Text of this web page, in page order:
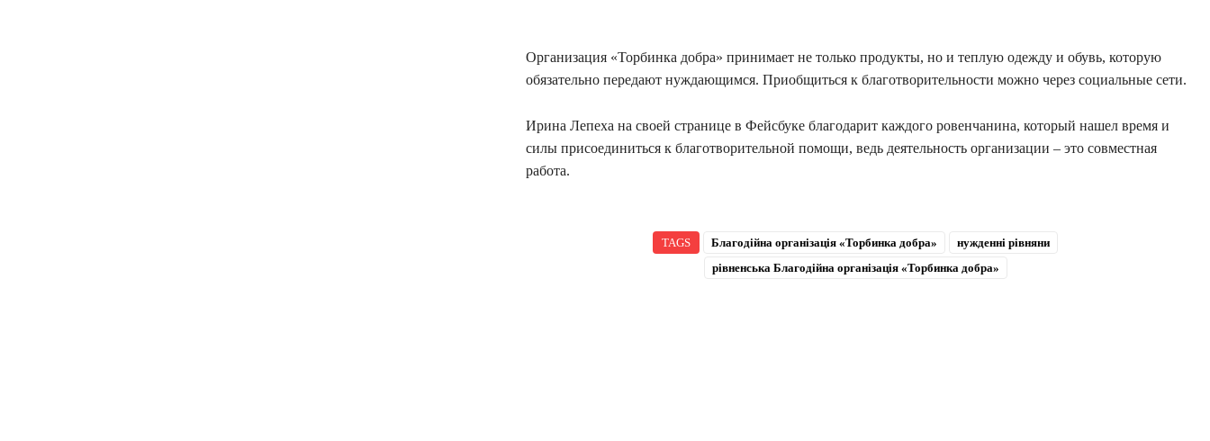
Организация «Торбинка добра» принимает не только продукты, но и теплую одежду и обувь, которую
обязательно передают нуждающимся. Приобщиться к благотворительности можно через социальные сети.
Ирина Лепеха на своей странице в Фейсбуке благодарит каждого ровенчанина, который нашел время и
силы присоединиться к благотворительной помощи, ведь деятельность организации – это совместная
работа.
TAGS Благодійна організація «Торбинка добра»
нужденні рівняни
рівненська Благодійна організація «Торбинка добра»